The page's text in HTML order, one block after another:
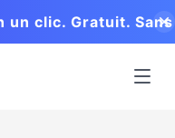
un clic. Gratuit. Sans